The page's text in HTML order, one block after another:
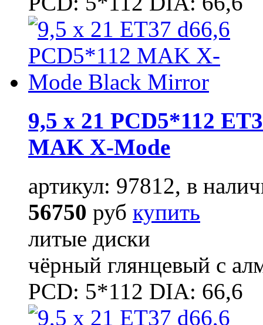
9,5 x 21 PCD5*112
MAK X-Mode
артикул: 97812, в
56750 руб купить
литые диски
чёрный глянцевый с
PCD: 5*112 DIA: 66,6